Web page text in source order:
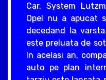
Car, System
Opel nu a apucat
decedand la
este preluata de
In acelasi an,
auto pe plan